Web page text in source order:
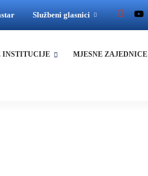
Službeni glasnici
INSTITUCIJE MJESNE ZAJEDNICE